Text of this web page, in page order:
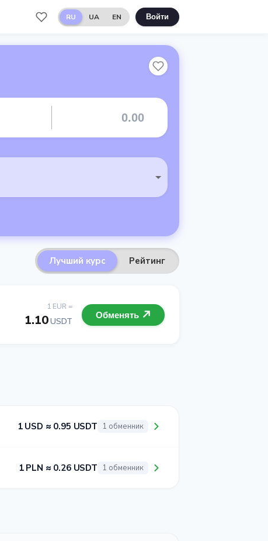
RU UA EN Войти
Лучший курс Рейтинг
1 EUR =
1.10USDT
Обменять
1 USD ≈ 0.95 USDT 1 обменник
1 PLN ≈ 0.26 USDT 1 обменник